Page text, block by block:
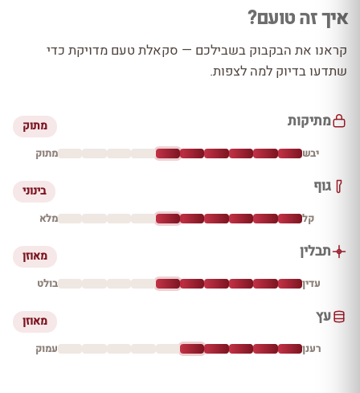
איך זה טועם?
קראנו את הבקבוק בשבילכם — סקאלת טעם מדויקת כדי
שתדעו בדיוק למה לצפות.
מתיקות מתוק
יבש מתוק
גוף בינוני
קל מלא
תבלין מאוזן
עדין בולט
עץ מאוזן
רענן עמוק